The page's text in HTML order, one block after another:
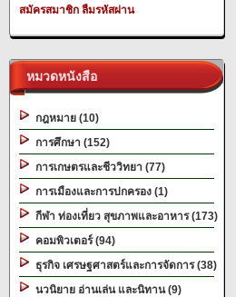
สมัครสมาชิก ลืมรหัสผ่าน
หมวดหนังสือ
กฎหมาย (10)
การศึกษา (152)
การเกษตรและชีววิทยา (77)
การเมืองและการปกครอง (1)
กีฬา ท่องเที่ยว สุขภาพและอาหาร (173)
คอมพิวเตอร์ (94)
ธุรกิจ เศรษฐศาสตร์และการจัดการ (38)
นวนิยาย อ่านเล่น และนิทาน (9)